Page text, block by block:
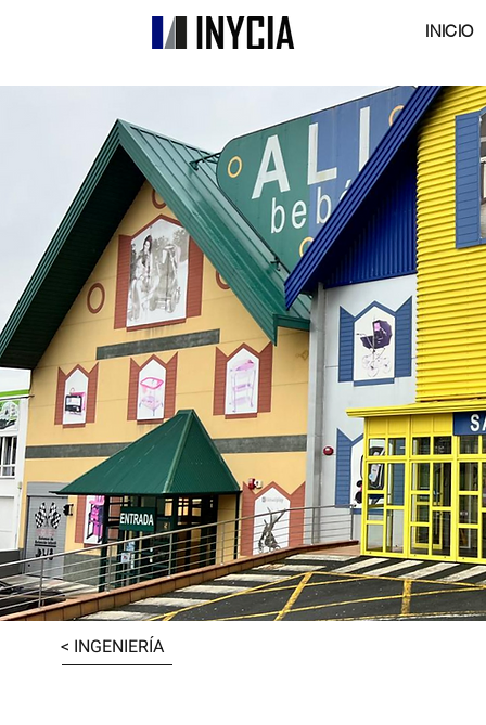
INICIO
< INGENIERÍA